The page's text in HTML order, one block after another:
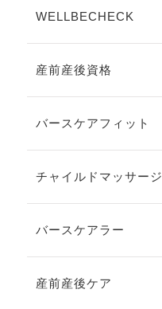
WELLBECHECK
産前産後資格
バースケアフィット
チャイルドマッサージ
バースケアラー
産前産後ケア